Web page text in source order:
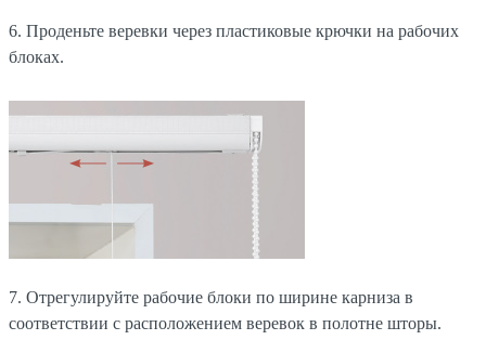
6. Проденьте веревки через пластиковые крючки на рабочих
блоках.
7. Отрегулируйте рабочие блоки по ширине карниза в
соответствии с расположением веревок в полотне шторы.